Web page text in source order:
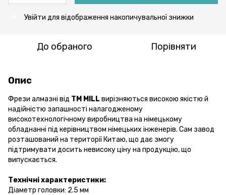
Увійти для відображення накопичувальної знижки
До обраного Порівняти
Опис
Фрези алмазні від ТМ MILL вирізняються високою якістю й
надійністю запашності налагодженому
високотехнологічному виробництва на німецькому
обладнанні під керівництвом німецьких інженерів. Сам завод
розташований на території Китаю, що дає змогу
підтримувати досить невисоку ціну на продукцію, що
випускається.
Технічні характеристики:
Діаметр головки: 2.5 мм